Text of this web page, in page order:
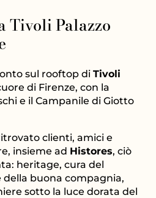
Tivoli Palazzo
sul rooftop di Tivoli
di Firenze, con la
e il Campanile di Giotto
clienti, amici e
insieme ad Histores, ciò
heritage, cura del
buona compagnia,
sotto la luce dorata del